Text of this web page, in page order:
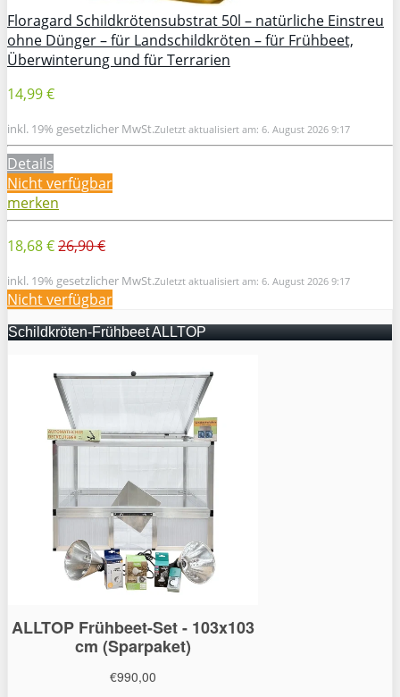
Floragard Schildkrötensubstrat 50l – natürliche Einstreu
ohne Dünger – für Landschildkröten – für Frühbeet,
Überwinterung und für Terrarien
14,99 €
inkl. 19% gesetzlicher MwSt.Zuletzt aktualisiert am: 6. August 2026 9:17
Details
Nicht verfügbar
merken
18,68 €26,90 €
inkl. 19% gesetzlicher MwSt.Zuletzt aktualisiert am: 6. August 2026 9:17
Nicht verfügbar
Schildkröten-Frühbeet ALLTOP